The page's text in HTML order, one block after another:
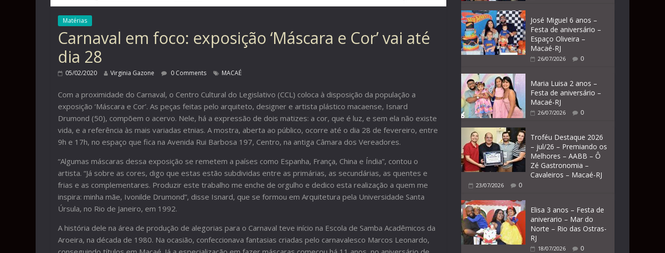
Matérias
Carnaval em foco: exposição ‘Máscara e Cor’ vai até
dia 28
05/02/2020 Virginia Gazone 0 Comments MACAÉ
Com a proximidade do Carnaval, o Centro Cultural do Legislativo (CCL) coloca à disposição da população a
exposição ‘Máscara e Cor’. As peças feitas pelo arquiteto, designer e artista plástico macaense, Isnard
Drumond (50), compõem o acervo. Nele, há a expressão de dois matizes: a cor, que é luz, e sem ela não existe
vida, e a referência às mais variadas etnias. A mostra, aberta ao público, ocorre até o dia 28 de fevereiro, entre
9h e 17h, no espaço que fica na Avenida Rui Barbosa 197, Centro, na antiga Câmara dos Vereadores.
“Algumas máscaras dessa exposição se remetem a países como Espanha, França, China e Índia”, contou o
artista. “Já sobre as cores, digo que estas estão subdividas entre as primárias, as secundárias, as quentes e
frias e as complementares. Produzir este trabalho me enche de orgulho e dedico esta realização a quem me
inspira: minha mãe, Ivonilde Drumond”, disse Isnard, que se formou em Arquitetura pela Universidade Santa
Úrsula, no Rio de Janeiro, em 1992.
A história dele na área de produção de alegorias para o Carnaval teve início na Escola de Samba Acadêmicos da
Aroeira, na década de 1980. Na ocasião, confeccionava fantasias criadas pelo carnavalesco Marcos Leonardo,
José Miguel 6 anos –
Festa de aniversário –
Espaço Oliveira –
Macaé-RJ
26/07/2026 0
Maria Luisa 2 anos –
Festa de aniversário –
Macaé-RJ
26/07/2026 0
Troféu Destaque 2026
– jul/26 – Premiando os
Melhores – AABB – Ô
Zé Gastronomia –
Cavaleiros – Macaé-RJ
23/07/2026 0
Elisa 3 anos – Festa de
aniverario – Mar do
Norte – Rio das Ostras-
RJ
18/07/2026 0